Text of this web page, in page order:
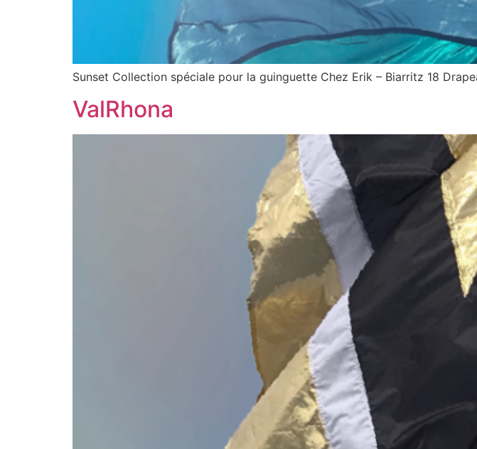
Sunset Collection spéciale pour la guinguette Chez Erik – Biarritz 18
ValRhona